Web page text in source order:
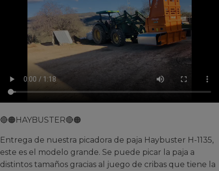
🔴🟠HAYBUSTER🔴🟠
Entrega de nuestra picadora de paja Haybuster H-1135,
este es el modelo grande. Se puede picar la paja a
distintos tamaños gracias al juego de cribas que tiene la